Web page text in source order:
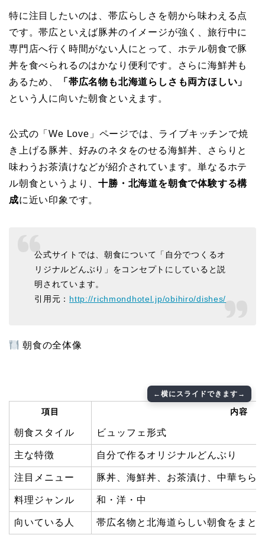
特に注目したいのは、帯広らしさを朝から味わえる点
です。帯広といえば豚丼のイメージが強く、旅行中に
専門店へ行く時間がない人にとって、ホテル朝食で豚
丼を食べられるのはかなり便利です。さらに海鮮丼も
あるため、
「帯広名物も北海道らしさも両方ほしい」
という人に向いた朝食といえます。
公式の「We Love」ページでは、ライブキッチンで焼
き上げる豚丼、好みのネタをのせる海鮮丼、さらりと
味わうお茶漬けなどが紹介されています。単なるホテ
ル朝食というより、十勝・北海道を朝食で体験する構
成に近い印象です。
公式サイトでは、朝食について「自分でつくるオ
リジナルどんぶり」をコンセプトにしていると説
明されています。
引用元： http://richmondhotel.jp/obihiro/dishes/
朝食の全体像
項目 内容
朝食スタイル ビュッフェ形式
主な特徴 自分で作るオリジナルどんぶり
注目メニュー 豚丼、海鮮丼、お茶漬け、中華ちら
料理ジャンル 和・洋・中
向いている人 帯広名物と北海道らしい朝食をまと